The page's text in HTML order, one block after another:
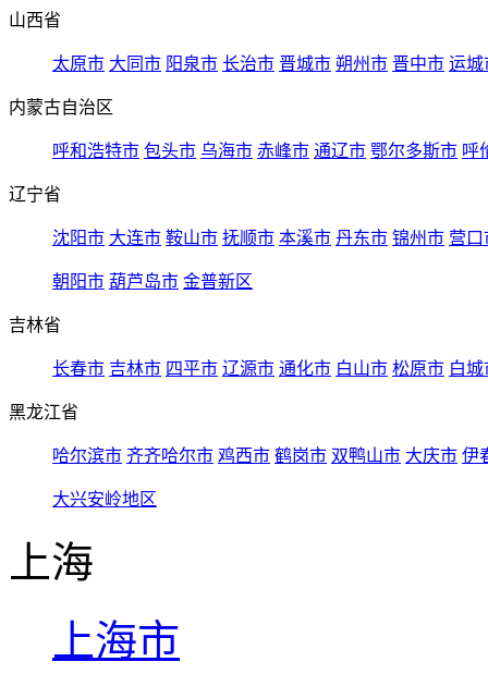
山西省
太原市 大同市 阳泉市 长治市 晋城市 朔州市 晋中市 运城
内蒙古自治区
呼和浩特市 包头市 乌海市 赤峰市 通辽市 鄂尔多斯市 呼
辽宁省
沈阳市 大连市 鞍山市 抚顺市 本溪市 丹东市 锦州市 营口
朝阳市 葫芦岛市 金普新区
吉林省
长春市 吉林市 四平市 辽源市 通化市 白山市 松原市 白城
黑龙江省
哈尔滨市 齐齐哈尔市 鸡西市 鹤岗市 双鸭山市 大庆市 伊
大兴安岭地区
上海
上海市